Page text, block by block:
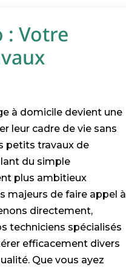
: Votre
à domicile devient une
leur cadre de vie sans
petits travaux de
du simple
plus ambitieux
majeurs de faire appel à
directement,
techniciens spécialisés
efficacement divers
Que vous ayez